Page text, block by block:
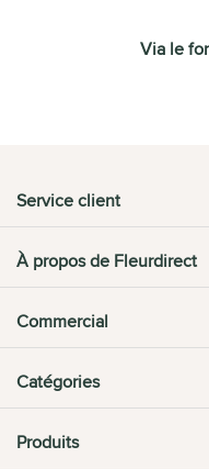
Via le
Service client
À propos de Fleurdirect
Commercial
Catégories
Produits